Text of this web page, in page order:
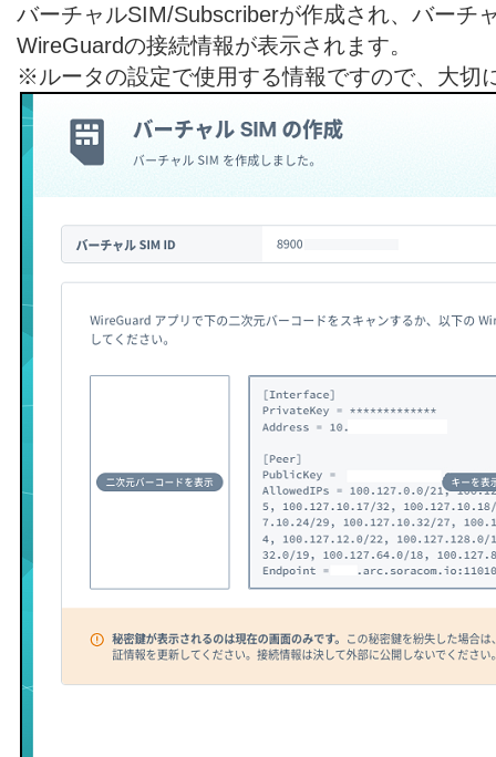
バーチャルSIM/Subscriberが作成され、バーチ
WireGuardの接続情報が表示されます。
※ルータの設定で使用する情報ですので、大切